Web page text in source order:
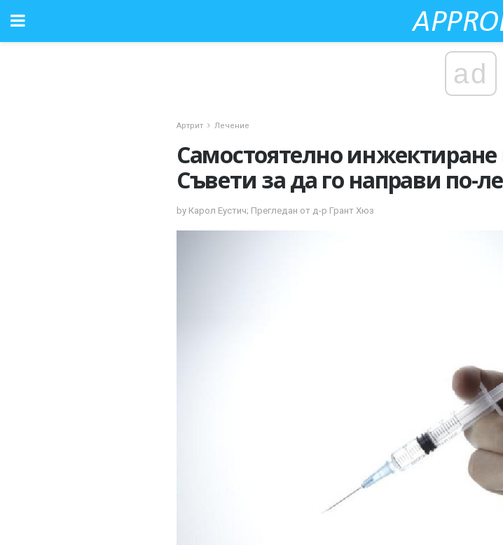
ad
Артрит Лечение
Самостоятелно
Съвети за да го направи по-
by Карол Еустич; Прегледан от д-р Грант Хюз